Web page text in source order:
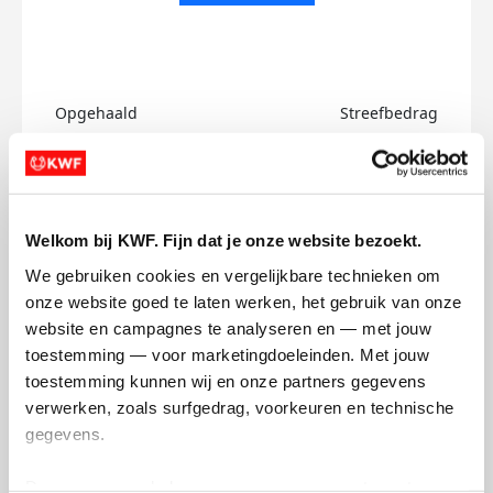
Welkom bij KWF. Fijn dat je onze website bezoekt.
We gebruiken cookies en vergelijkbare technieken om
onze website goed te laten werken, het gebruik van onze
website en campagnes te analyseren en — met jouw
toestemming — voor marketingdoeleinden. Met jouw
toestemming kunnen wij en onze partners gegevens
verwerken, zoals surfgedrag, voorkeuren en technische
gegevens.
Opgehaald Streefbedrag
Lot's badges